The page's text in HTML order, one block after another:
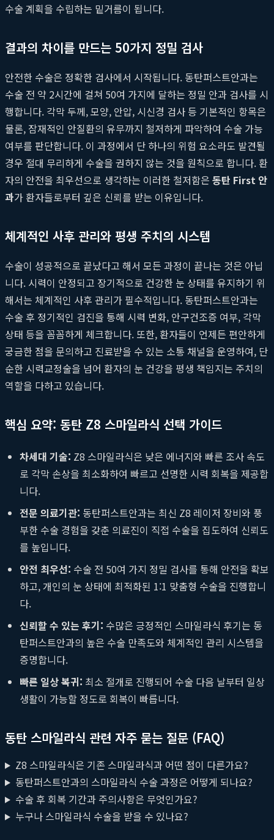
수술 계획을 수립하는 밑거름이 됩니다.
결과의 차이를 만드는 50가지 정밀 검사
안전한 수술은 정확한 검사에서 시작됩니다. 동탄퍼스트안과는
수술 전 약 2시간에 걸쳐 50여 가지에 달하는 정밀 안과 검사를 시
행합니다. 각막 두께, 모양, 안압, 시신경 검사 등 기본적인 항목은
물론, 잠재적인 안질환의 유무까지 철저하게 파악하여 수술 가능
여부를 판단합니다. 이 과정에서 단 하나의 위험 요소라도 발견될
경우 절대 무리하게 수술을 권하지 않는 것을 원칙으로 합니다. 환
자의 안전을 최우선으로 생각하는 이러한 철저함은 동탄 First 안
과가 환자들로부터 깊은 신뢰를 받는 이유입니다.
체계적인 사후 관리와 평생 주치의 시스템
수술이 성공적으로 끝났다고 해서 모든 과정이 끝나는 것은 아닙
니다. 시력이 안정되고 장기적으로 건강한 눈 상태를 유지하기 위
해서는 체계적인 사후 관리가 필수적입니다. 동탄퍼스트안과는
수술 후 정기적인 검진을 통해 시력 변화, 안구건조증 여부, 각막
상태 등을 꼼꼼하게 체크합니다. 또한, 환자들이 언제든 편안하게
궁금한 점을 문의하고 진료받을 수 있는 소통 채널을 운영하여, 단
순한 시력교정술을 넘어 환자의 눈 건강을 평생 책임지는 주치의
역할을 다하고 있습니다.
핵심 요약: 동탄 Z8 스마일라식 선택 가이드
차세대 기술: Z8 스마일라식은 낮은 에너지와 빠른 조사 속도
로 각막 손상을 최소화하여 빠르고 선명한 시력 회복을 제공합
니다.
전문 의료기관: 동탄퍼스트안과는 최신 Z8 레이저 장비와 풍
부한 수술 경험을 갖춘 의료진이 직접 수술을 집도하여 신뢰도
를 높입니다.
안전 최우선: 수술 전 50여 가지 정밀 검사를 통해 안전을 확보
하고, 개인의 눈 상태에 최적화된 1:1 맞춤형 수술을 진행합니
다.
신뢰할 수 있는 후기: 수많은 긍정적인 스마일라식 후기는 동
탄퍼스트안과의 높은 수술 만족도와 체계적인 관리 시스템을
증명합니다.
빠른 일상 복귀: 최소 절개로 진행되어 수술 다음 날부터 일상
생활이 가능할 정도로 회복이 빠릅니다.
동탄 스마일라식 관련 자주 묻는 질문 (FAQ)
Z8 스마일라식은 기존 스마일라식과 어떤 점이 다른가요?
동탄퍼스트안과의 스마일라식 수술 과정은 어떻게 되나요?
수술 후 회복 기간과 주의사항은 무엇인가요?
누구나 스마일라식 수술을 받을 수 있나요?